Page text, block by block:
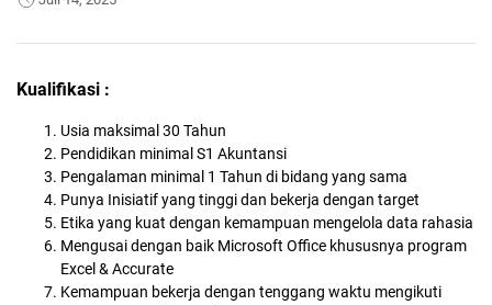
Kualifikasi :
Usia maksimal 30 Tahun
Pendidikan minimal S1 Akuntansi
Pengalaman minimal 1 Tahun di bidang yang sama
Punya Inisiatif yang tinggi dan bekerja dengan target
Etika yang kuat dengan kemampuan mengelola data rahasia
Mengusai dengan baik Microsoft Office khususnya program
Excel & Accurate
Kemampuan bekerja dengan tenggang waktu mengikuti